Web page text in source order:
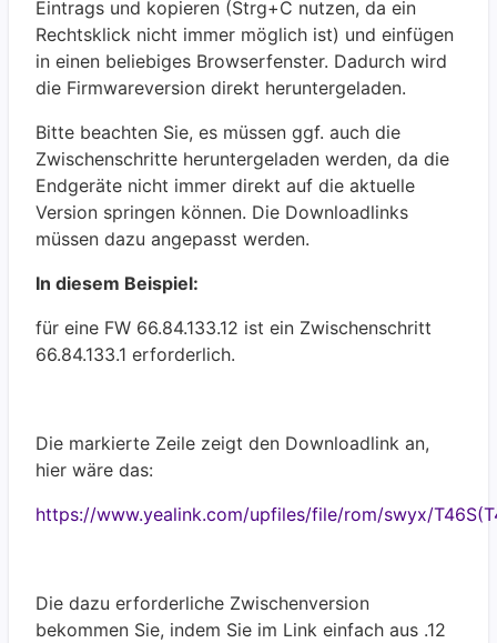
Eintrags und kopieren (Strg+C nutzen, da ein
Rechtsklick nicht immer möglich ist) und einfügen
in einen beliebiges Browserfenster. Dadurch wird
die Firmwareversion direkt heruntergeladen.
Bitte beachten Sie, es müssen ggf. auch die
Zwischenschritte heruntergeladen werden, da die
Endgeräte nicht immer direkt auf die aktuelle
Version springen können. Die Downloadlinks
müssen dazu angepasst werden.
In diesem Beispiel:
für eine FW 66.84.133.12 ist ein Zwischenschritt
66.84.133.1 erforderlich.
Die markierte Zeile zeigt den Downloadlink an,
hier wäre das:
https://www.yealink.com/upfiles/file/rom/swyx/
Die dazu erforderliche Zwischenversion
bekommen Sie, indem Sie im Link einfach aus .12